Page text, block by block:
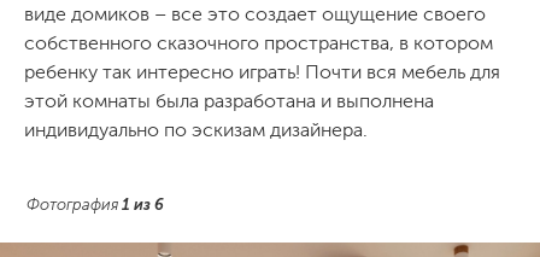
виде домиков – все это создает ощущение своего
собственного сказочного пространства, в котором
ребенку так интересно играть! Почти вся мебель для
этой комнаты была разработана и выполнена
индивидуально по эскизам дизайнера.
Фотография 1 из 6